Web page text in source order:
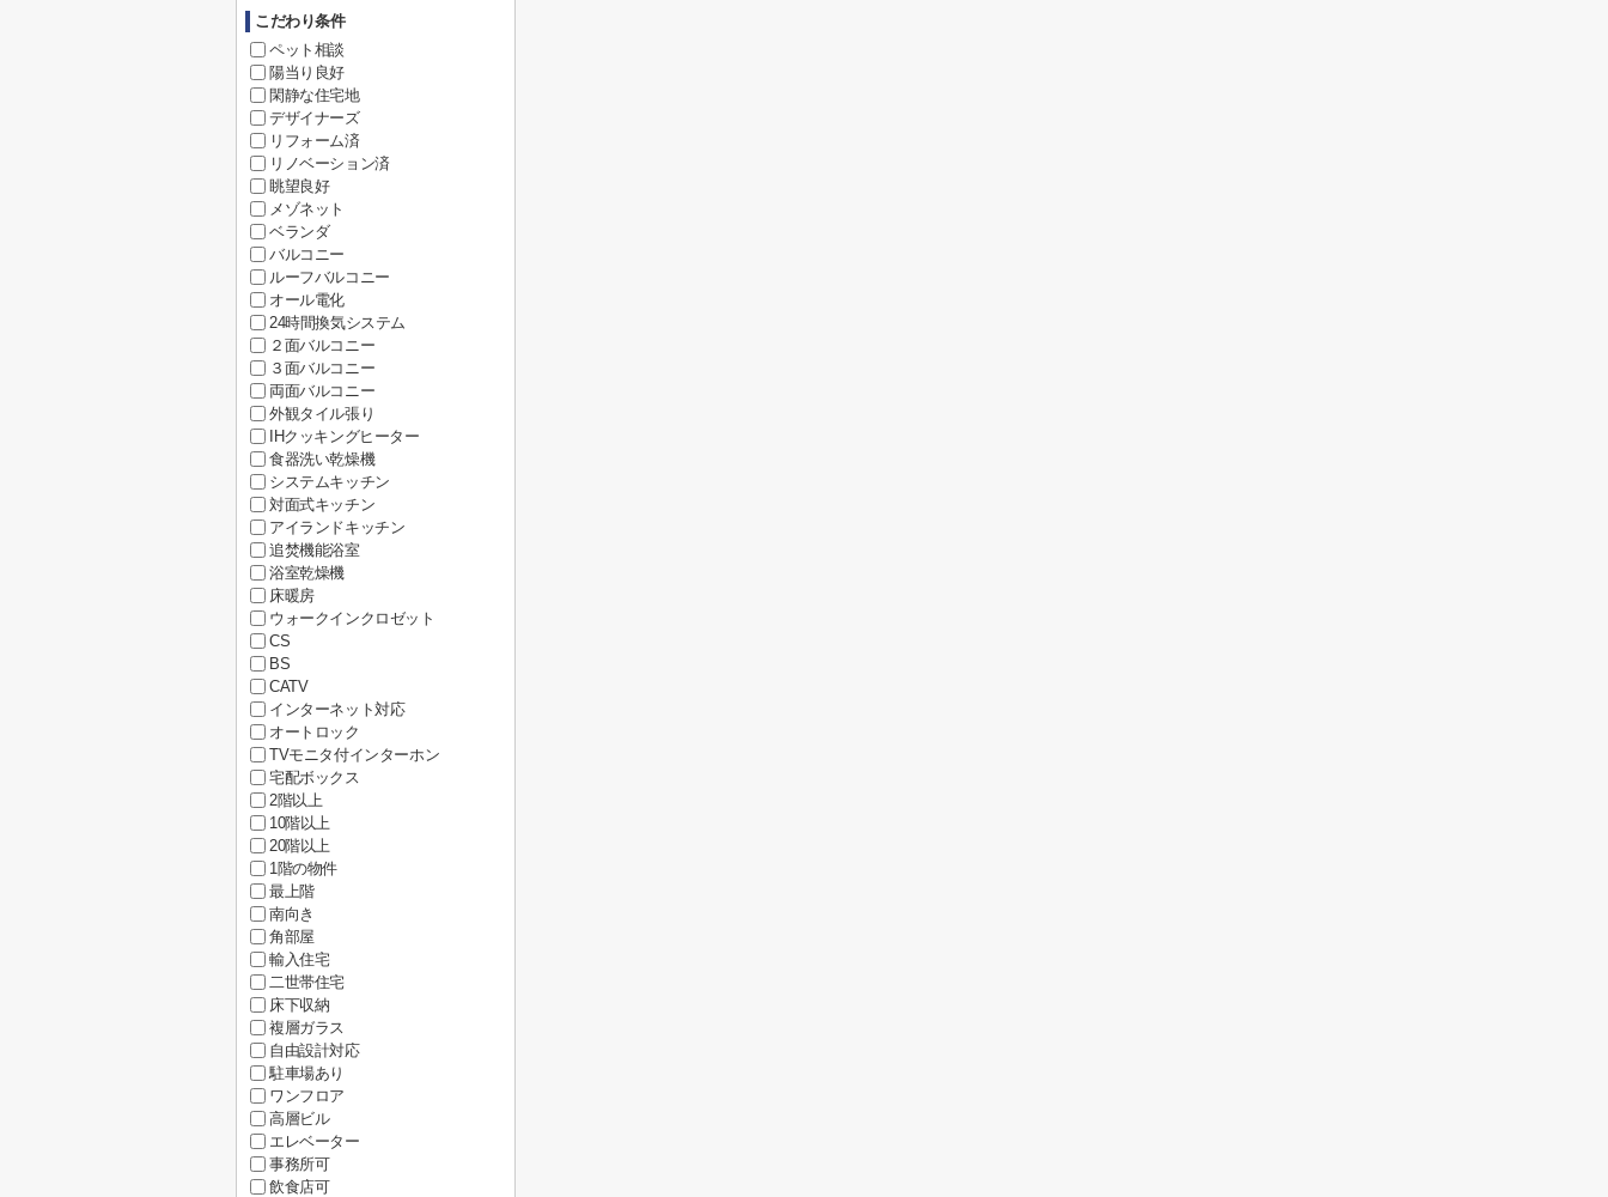
こだわり条件
ペット相談
陽当り良好
閑静な住宅地
デザイナーズ
リフォーム済
リノベーション済
眺望良好
メゾネット
ベランダ
バルコニー
ルーフバルコニー
オール電化
24時間換気システム
２面バルコニー
３面バルコニー
両面バルコニー
外観タイル張り
IHクッキングヒーター
食器洗い乾燥機
システムキッチン
対面式キッチン
アイランドキッチン
追焚機能浴室
浴室乾燥機
床暖房
ウォークインクロゼット
CS
BS
CATV
インターネット対応
オートロック
TVモニタ付インターホン
宅配ボックス
2階以上
10階以上
20階以上
1階の物件
最上階
南向き
角部屋
輸入住宅
二世帯住宅
床下収納
複層ガラス
自由設計対応
駐車場あり
ワンフロア
高層ビル
エレベーター
事務所可
飲食店可